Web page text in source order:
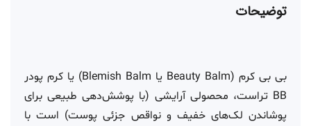
توضیحات
بی بی کرم (Beauty Balm یا Blemish Balm) یا کرم پودر
BB تراست، محصولی آرایشی (با پوشش‌دهی طبیعی برای
پوشاندن لک‌های خفیف و نواقص جزئی پوست) است با